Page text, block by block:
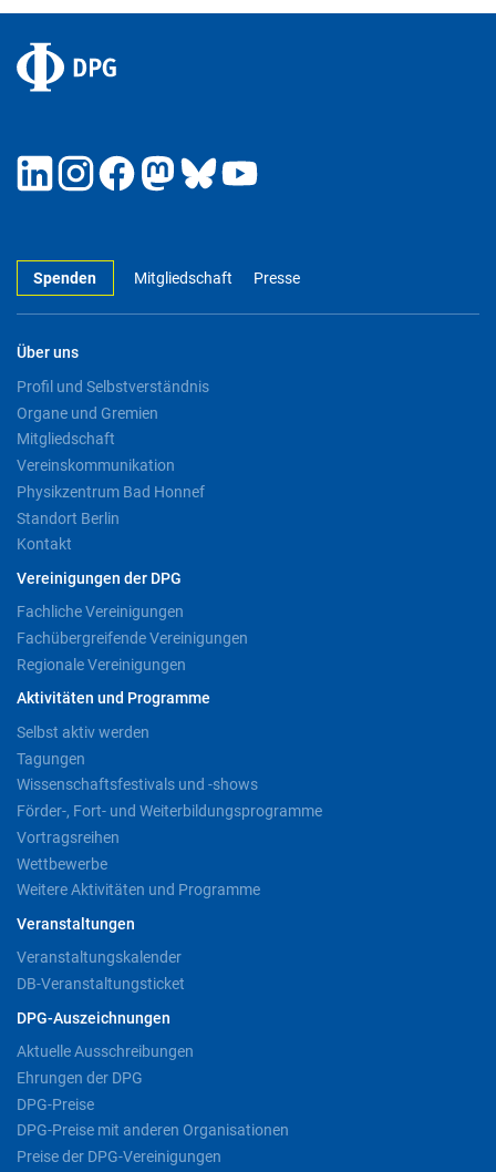
Spenden Mitgliedschaft Presse
Über uns
Profil und Selbstverständnis
Organe und Gremien
Mitgliedschaft
Vereinskommunikation
Physikzentrum Bad Honnef
Standort Berlin
Kontakt
Vereinigungen der DPG
Fachliche Vereinigungen
Fachübergreifende Vereinigungen
Regionale Vereinigungen
Aktivitäten und Programme
Selbst aktiv werden
Tagungen
Wissenschaftsfestivals und -shows
Förder-, Fort- und Weiterbildungsprogramme
Vortragsreihen
Wettbewerbe
Weitere Aktivitäten und Programme
Veranstaltungen
Veranstaltungskalender
DB-Veranstaltungsticket
DPG-Auszeichnungen
Aktuelle Ausschreibungen
Ehrungen der DPG
DPG-Preise
DPG-Preise mit anderen Organisationen
Preise der DPG-Vereinigungen